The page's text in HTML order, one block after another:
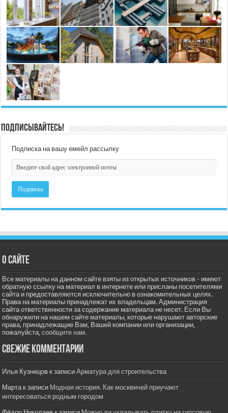
Подписывайтесь!
Подписка на вашу емейл рассылку
О сайте
Все материалы на данном сайте взяты из открытых источников - имеют
обратную ссылку на материал в интернете или присланы посетителями
сайта и предоставляются исключительно в ознакомительных целях.
Права на материалы принадлежат их владельцам. Администрация
сайта ответственности за содержание материала не несет. Если Вы
обнаружили на нашем сайте материалы, которые нарушают авторские
права, принадлежащие Вам, Вашей компании или организации,
пожалуйста,сообщите нам.
Свежие комментарии
Илья Кузнецов к записиАрматура для строительства
Мартак записи Модная история. Как москвичей приучают
интересоваться родным городом